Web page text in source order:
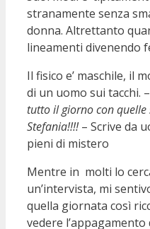
stranamente senza
donna. Altrettanto
lineamenti divenendo
Il fisico e’ maschile, il
di un uomo sui tacchi. –
tutto il giorno con quelle
Stefania!!!!– Scrive da
pieni di mistero
Mentre in molti lo
un’intervista, mi
quella giornata così
vedere l’appagamento